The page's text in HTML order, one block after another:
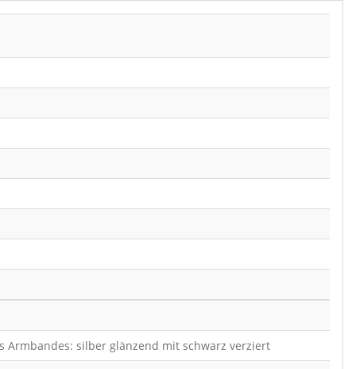
Armbandes: silber glänzend mit schwarz verziert